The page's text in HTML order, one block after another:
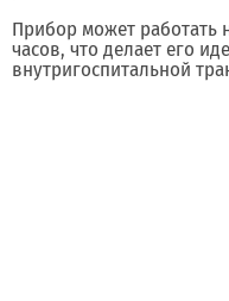
Прибор может работать
часов, что делает его
внутригоспитальной